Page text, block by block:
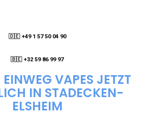
🇩🇪 +49 1 57 50 04 90
🇧🇪 +32 59 86 99 97
VAPES JETZT
IN STADECKEN-
ELSHEIM